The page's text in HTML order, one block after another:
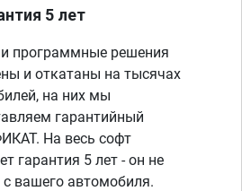
5 лет
программные решения
и откатаны на тысячах
на них мы
гарантийный
На весь софт
гарантия 5 лет - он не
с вашего автомобиля.